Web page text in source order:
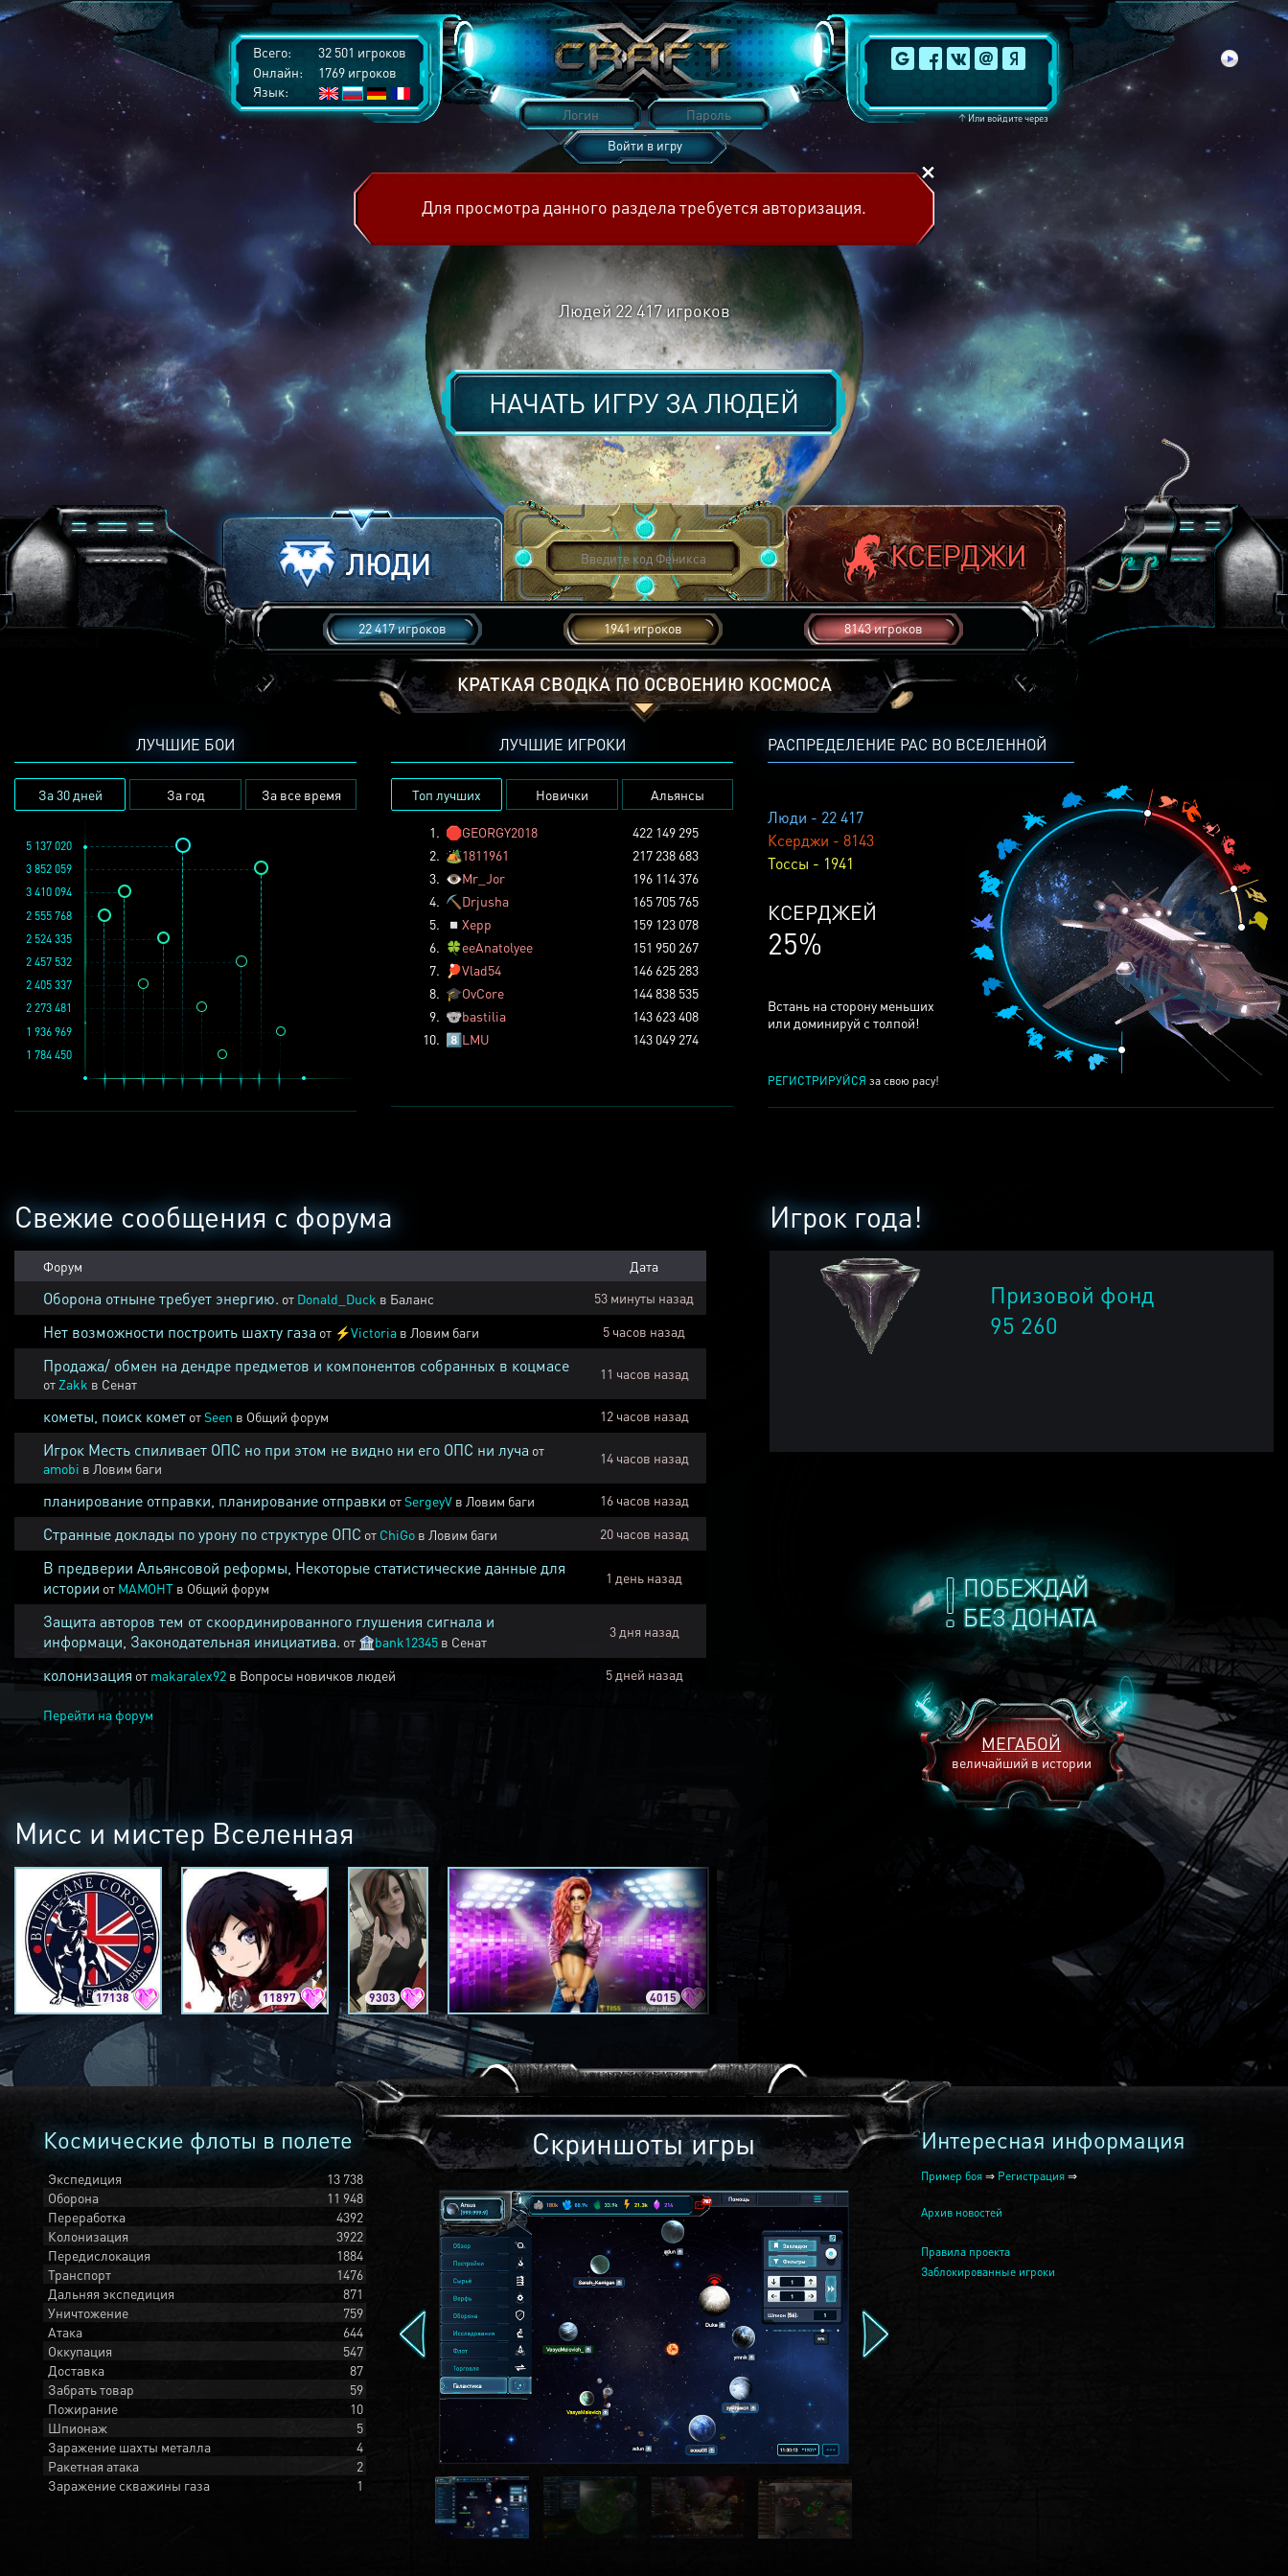
Всего:
32 501 игроков
Онлайн:
1769 игроков
Язык:
↑Или войдите через
Войти в игру
Для просмотра данного раздела требуется авторизация.
Людей 22 417игроков
НАЧАТЬ ИГРУ ЗАЛЮДЕЙ
22 417 игроков 1941 игроков 8143 игроков
КРАТКАЯ СВОДКА ПО ОСВОЕНИЮ КОСМОСА
РАСПРЕДЕЛЕНИЕ РАС ВО ВСЕЛЕННОЙ
Люди - 22 417
Ксерджи - 8143
Тоссы - 1941
КСЕРДЖЕЙ
25%
Встань на сторону меньших
или доминируй с толпой!
РЕГИСТРИРУЙСЯ за свою расу!
ЛУЧШИЕ БОИ
За 30 дней За год За все время
1 936 969
3 852 059
2 457 532
1 784 450
2 273 481
5 137 020
2 524 335
2 405 337
3 410 094
2 555 768
ЛУЧШИЕ ИГРОКИ
Топ лучших Новички Альянсы
1. 🛑GEORGY2018
422 149 295
2. 🏕️1811961
217 238 683
3. 👁️Mr_Jor
196 114 376
4. ⛏️ Drjusha
165 705 765
5.
◽ Xepp
159 123 078
6. 🍀eeAnatolyee
151 950 267
7.
🏓Vlad54
146 625 283
8. 🎓OvCore
144 838 535
9. 🐨bastilia
143 623 408
10. 8️⃣LMU 143 049 274
ПОБЕЖДАЙ
БЕЗ ДОНАТА
МЕГАБОЙ
величайший в истории
Игрок года!
Призовой фонд
95 260
Свежие сообщения с форума
Форум Дата
Оборона отныне требует энергию. от Donald_Duck в Баланс 53 минуты назад
Нет возможности построить шахту газа от ⚡Victoria в Ловим баги 5 часов назад
Продажа/ обмен на дендре предметов и компонентов собранных в коцмасе
от Zakk в Сенат
11 часов назад
кометы, поиск комет отSeen в Общий форум 12 часов назад
Игрок Месть спиливает ОПС но при этом не видно ни его ОПС ни луча от
amobi в Ловим баги
14 часов назад
планирование отправки, планирование отправки отSergeyV в Ловим баги 16 часов назад
Странные доклады по урону по структуре ОПС от ChiGo в Ловим баги 20 часов назад
В предверии Альянсовой реформы, Некоторые статистические данные для
истории от MAMOHT в Общий форум
1 день назад
Защита авторов тем от скоординированного глушения сигнала и
информаци, Законодательная инициатива. от 🏦bank12345 в Сенат
3 дня назад
колонизация от makaralex92 в Вопросы новичков людей 5 дней назад
Перейти на форум
Мисс и мистер Вселенная
17138 11897 9303 4015 2240
Космические флоты в полете
Экспедиция
13 738
Оборона
11 948
Переработка
4392
Колонизация
3922
Передислокация
1884
Транспорт
1476
Дальняя экспедиция
871
Уничтожение
759
Атака
644
Оккупация
547
Доставка
87
Забрать товар
59
Пожирание
10
Шпионаж
5
Заражение шахты металла
4
Ракетная атака
2
Заражение скважины газа
1
Скриншоты игры Интересная информация
Пример боя ⇒ Регистрация ⇒
Архив новостей
Правила проекта
Заблокированные игроки